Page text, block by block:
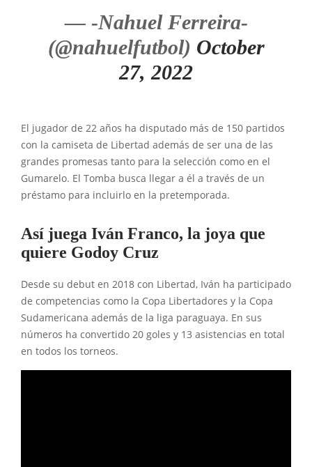
— -Nahuel Ferreira-
(@nahuelfutbol) October
27, 2022
El jugador de 22 años ha disputado más de 150 partidos
con la camiseta de Libertad además de ser una de las
grandes promesas tanto para la selección como en el
Gumarelo. El Tomba busca llegar a él a través de un
préstamo para incluirlo en la pretemporada.
Así juega Iván Franco, la joya que
quiere Godoy Cruz
Desde su debut en 2018 con Libertad, Iván ha participado
de competencias como la Copa Libertadores y la Copa
Sudamericana además de la liga paraguaya. En sus
números ha convertido 20 goles y 13 asistencias en total
en todos los torneos.